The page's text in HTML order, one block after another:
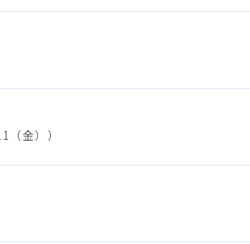
金））